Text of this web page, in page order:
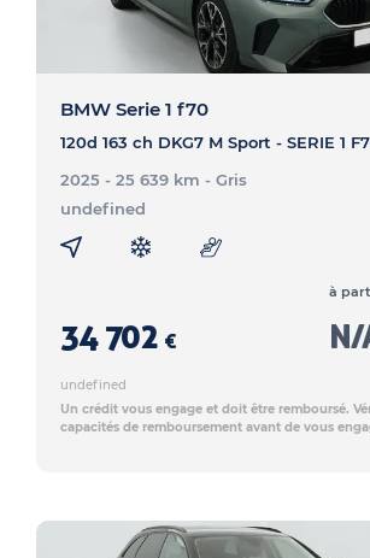
BMW Serie 1 f70
2025 - 25 639 km - Gris
undefined
34 702 €
à
N/
undefined
Un crédit vous engage et doit être remboursé.
capacités de remboursement avant de vous